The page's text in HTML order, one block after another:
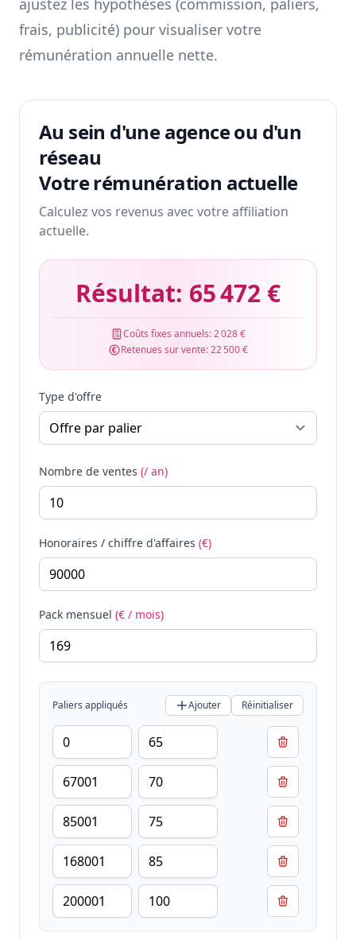
ajustez les hypothèses (commission, paliers,
frais, publicité) pour visualiser votre
rémunération annuelle nette.
Au sein d'une agence ou d'un
réseau
Votre rémunération actuelle
Calculez vos revenus avec votre affiliation
actuelle.
Résultat: 65 472 €
Coûts fixes annuels:2 028 €
Retenues sur vente:22 500 €
Type d'offre
Nombre de ventes (/ an)
Honoraires / chiffre d'affaires (€)
Pack mensuel (€ / mois)
Paliers appliqués Ajouter Réinitialiser